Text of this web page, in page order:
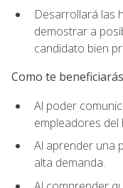
Desarrollará las
demostrar a
candidato bien
Como te beneficiarás
Al poder
empleadores del
Al aprender una
alta demanda.